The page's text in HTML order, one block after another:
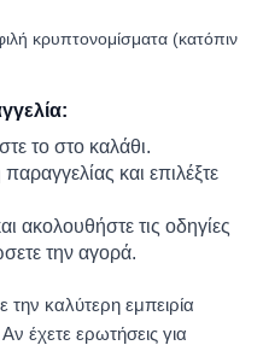
κρυπτονομίσματα (κατόπιν
το στο καλάθι.
και επιλέξτε
ακολουθήστε τις οδηγίες
την αγορά.
την καλύτερη εμπειρία
έχετε ερωτήσεις για